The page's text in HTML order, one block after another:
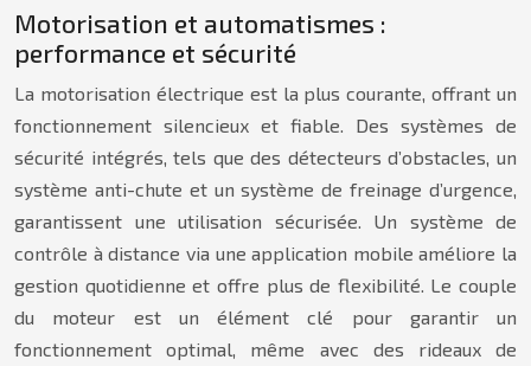
Motorisation et automatismes :
performance et sécurité
La motorisation électrique est la plus courante, offrant un
fonctionnement silencieux et fiable. Des systèmes de
sécurité intégrés, tels que des détecteurs d’obstacles, un
système anti-chute et un système de freinage d’urgence,
garantissent une utilisation sécurisée. Un système de
contrôle à distance via une application mobile améliore la
gestion quotidienne et offre plus de flexibilité. Le couple
du moteur est un élément clé pour garantir un
fonctionnement optimal, même avec des rideaux de